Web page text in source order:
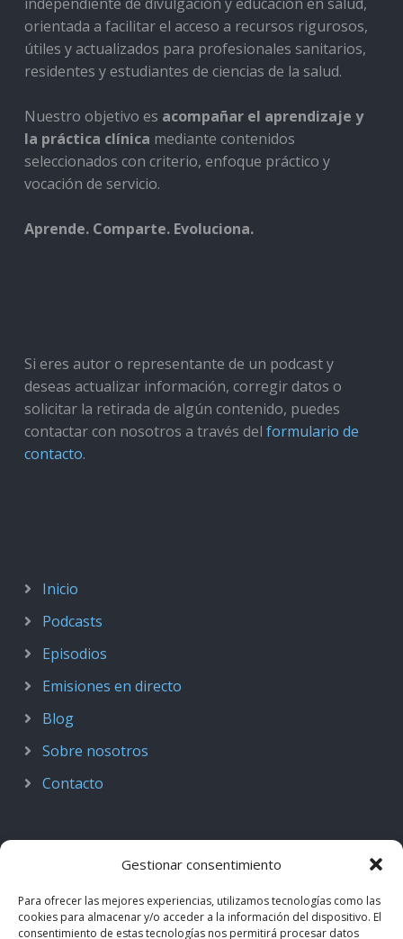
Gestionar consentimiento
Para ofrecer las mejores experiencias, utilizamos tecnologías como las
cookies para almacenar y/o acceder a la información del dispositivo. El
consentimiento de estas tecnologías nos permitirá procesar datos
orientada a facilitar el acceso a recursos rigurosos,
útiles y actualizados para profesionales sanitarios,
residentes y estudiantes de ciencias de la salud.
Nuestro objetivo es acompañar el aprendizaje y
la práctica clínica mediante contenidos
seleccionados con criterio, enfoque práctico y
vocación de servicio.
Aprende. Comparte. Evoluciona.
Si eres autor o representante de un podcast y
deseas actualizar información, corregir datos o
solicitar la retirada de algún contenido, puedes
contactar con nosotros a través del formulario de
contacto.
Inicio
Podcasts
Episodios
Emisiones en directo
Blog
Sobre nosotros
Contacto